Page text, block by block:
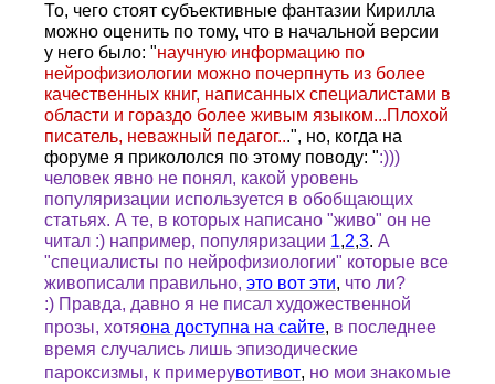
То, чего стоят субъективные фантазии Кирилла
можно оценить по тому, что в начальной версии
у него было: "научную информацию по
нейрофизиологии можно почерпнуть из более
качественных книг, написанных специалистами в
области и гораздо более живым языком...Плохой
писатель, неважный педагог...", но, когда на
форуме я прикололся по этому поводу: ":)))
человек явно не понял, какой уровень
популяризации используется в обобщающих
статьях. А те, в которых написано "живо" он не
читал :) например, популяризации 1,2,3. А
"специалисты по нейрофизиологии" которые все
живописали правильно, это вот эти, что ли?
:) Правда, давно я не писал художественной
прозы, хотяона доступна на сайте, в последнее
время случались лишь эпизодические
пароксизмы, к примерувотивот, но мои знакомые